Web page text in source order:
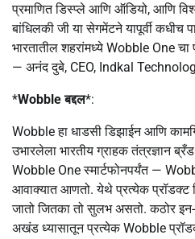
प्रमाणित डिस्प्ले आणि ऑडियो, आणि
बांधिलकी जी या सेगमेंटने यापूर्वी
भारतातील शहरांमध्ये Wobble One
— अनंद दुबे, CEO, Indkal
*Wobble बद्दल*:
Wobble हा धाडसी डिझाईन आणि
उभारलेला भारतीय ग्राहक तंत्रज्ञान
Wobble One स्मार्टफोनपर्यंत —
आवाक्यात आणतो. येथे प्रत्येक प्रॉडक्ट
जातो जितका तो सुलभ असतो. कठोर
अखंड ध्यासातून प्रत्येक Wobble